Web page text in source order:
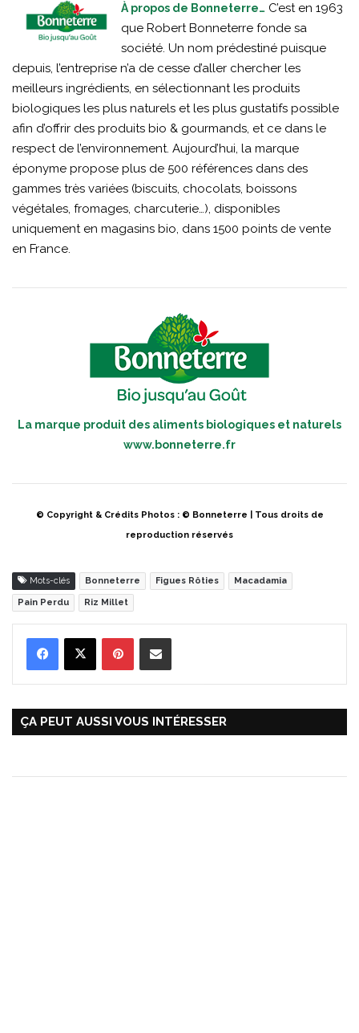
À propos de Bonneterre… C’est en 1963
que Robert Bonneterre fonde sa
société. Un nom prédestiné puisque
depuis, l’entreprise n’a de cesse d’aller chercher les
meilleurs ingrédients, en sélectionnant les produits
biologiques les plus naturels et les plus gustatifs possible
afin d’offrir des produits bio & gourmands, et ce dans le
respect de l’environnement. Aujourd’hui, la marque
éponyme propose plus de 500 références dans des
gammes très variées (biscuits, chocolats, boissons
végétales, fromages, charcuterie…), disponibles
uniquement en magasins bio, dans 1500 points de vente
en France.
La marque produit des aliments biologiques et naturels
www.bonneterre.fr
© Copyright & Crédits Photos : © Bonneterre | Tous droits de
reproduction réservés
Mots-clés Bonneterre Figues Rôties Macadamia
Pain Perdu Riz Millet
ÇA PEUT AUSSI VOUS INTÉRESSER